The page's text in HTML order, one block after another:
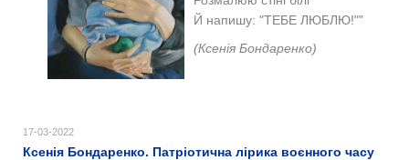
Й напишу: "ТЕБЕ ЛЮБЛЮ!""
(Ксенія Бондаренко)
17-03-2022
Ксенія Бондаренко. Патріотична лірика воєнного часу